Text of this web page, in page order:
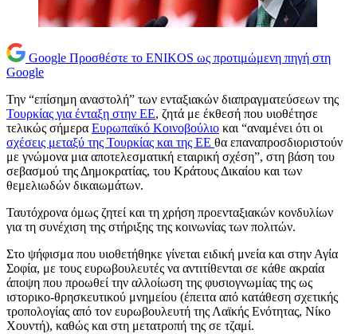
Google Προσθέστε το ENIKOS ως προτιμώμενη πηγή στη
Google
Την “επίσημη αναστολή” των ενταξιακών διαπραγματεύσεων της
Τουρκίας για ένταξη στην ΕΕ, ζητά με έκθεσή που υιοθέτησε
τελικώς σήμερα Ευρωπαϊκό Κοινοβούλιο και “αναμένει ότι οι
σχέσεις μεταξύ της Τουρκίας και της ΕΕ θα επαναπροσδιοριστούν
με γνώμονα μια αποτελεσματική εταιρική σχέση”, στη βάση του
σεβασμού της Δημοκρατίας, του Κράτους Δικαίου και των
θεμελιωδών δικαιωμάτων.
Ταυτόχρονα όμως ζητεί και τη χρήση προενταξιακών κονδυλίων
για τη συνέχιση της στήριξης της κοινωνίας των πολιτών.
Στο ψήφισμα που υιοθετήθηκε γίνεται ειδική μνεία και στην Αγία
Σοφία, με τους ευρωβουλευτές να αντιτίθενται σε κάθε ακραία
άποψη που προωθεί την αλλοίωση της φυσιογνωμίας της ως
ιστορικο-θρησκευτικού μνημείου (έπειτα από κατάθεση σχετικής
τροπολογίας από τον ευρωβουλευτή της Λαϊκής Ενότητας, Νίκο
Χουντή), καθώς και στη μετατροπή της σε τζαμί.